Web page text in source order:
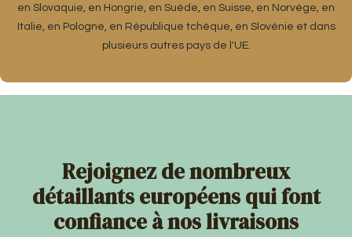
en Slovaquie, en Hongrie, en Suède, en Suisse, en Norvège, en
Italie, en Pologne, en République tchèque, en Slovénie et dans
plusieurs autres pays de l'UE.
Rejoignez de nombreux
détaillants européens qui font
confiance à nos livraisons